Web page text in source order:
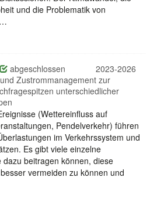
und die Problematik von
abgeschlossen
2023-2026
Zustrommanagement zur
unterschiedlicher
(Wettereinfluss auf
Pendelverkehr) führen
im Verkehrssystem und
Es gibt viele einzelne
dazu beitragen können, diese
vermeiden zu können und